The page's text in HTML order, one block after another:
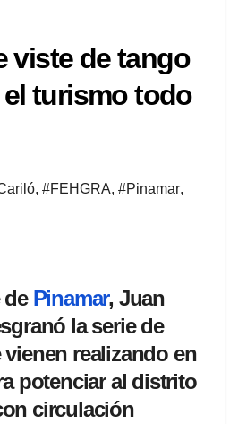
viste de tango
turismo todo
, #FEHGRA, #Pinamar,
de Pinamar, Juan
la serie de
realizando en
potenciar al distrito
circulación